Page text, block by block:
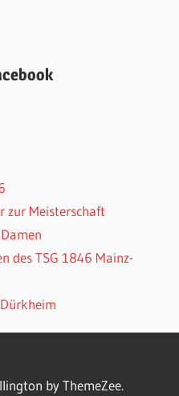
zur Meisterschaft
des TSG 1846 Mainz-
by ThemeZee.